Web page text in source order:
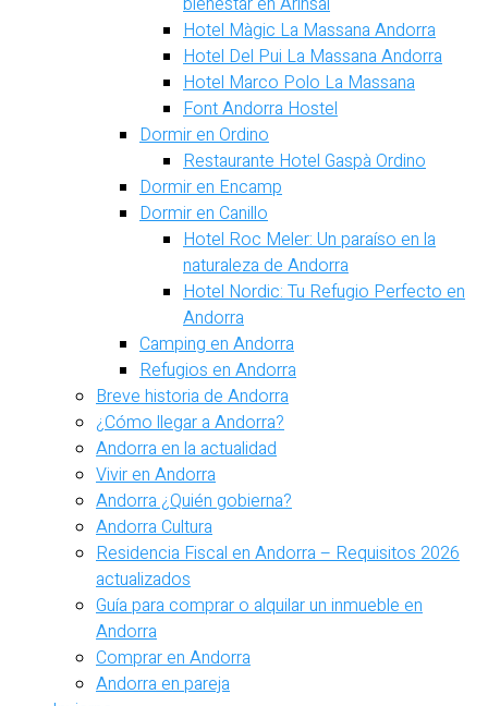
Hotel Màgic La Massana Andorra
Hotel Del Pui La Massana Andorra
Hotel Marco Polo La Massana
Font Andorra Hostel
Dormir en Ordino
Restaurante Hotel Gaspà Ordino
Dormir en Encamp
Dormir en Canillo
Hotel Roc Meler: Un paraíso en la
naturaleza de Andorra
Hotel Nordic: Tu Refugio Perfecto en
Andorra
Camping en Andorra
Refugios en Andorra
Breve historia de Andorra
¿Cómo llegar a Andorra?
Andorra en la actualidad
Vivir en Andorra
Andorra ¿Quién gobierna?
Andorra Cultura
Residencia Fiscal en Andorra – Requisitos 2026
actualizados
Guía para comprar o alquilar un inmueble en
Andorra
Comprar en Andorra
Andorra en pareja